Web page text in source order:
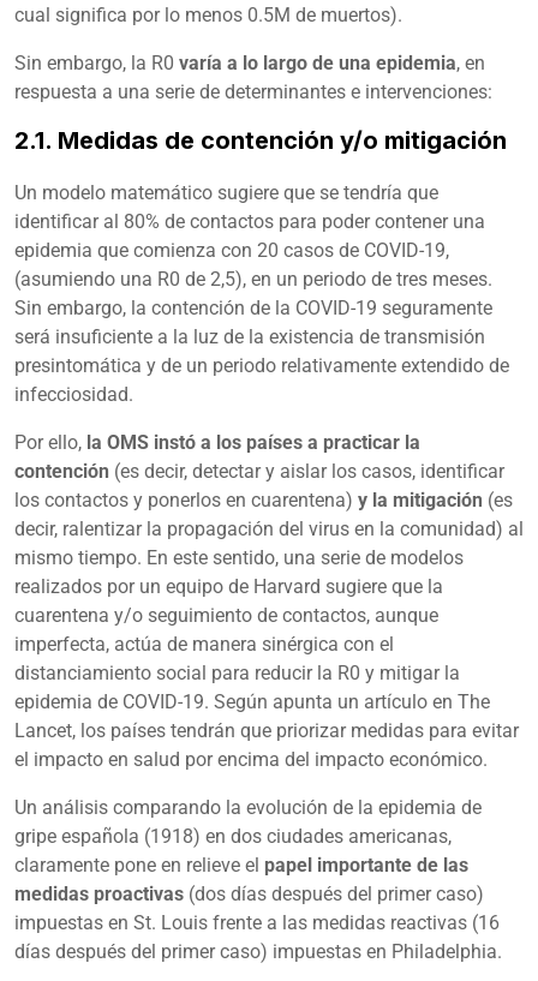
cual significa por lo menos 0.5M de muertos).
Sin embargo, la R0 varía a lo largo de una epidemia, en
respuesta a una serie de determinantes e intervenciones:
2.1. Medidas de contención y/o mitigación
Un modelo matemático sugiere que se tendría que
identificar al 80% de contactos para poder contener una
epidemia que comienza con 20 casos de COVID-19,
(asumiendo una R0 de 2,5), en un periodo de tres meses.
Sin embargo, la contención de la COVID-19 seguramente
será insuficiente a la luz de la existencia de transmisión
presintomática y de un periodo relativamente extendido de
infecciosidad.
Por ello, la OMS instó a los países a practicar la
contención (es decir, detectar y aislar los casos, identificar
los contactos y ponerlos en cuarentena) y la mitigación (es
decir, ralentizar la propagación del virus en la comunidad) al
mismo tiempo. En este sentido, una serie de modelos
realizados por un equipo de Harvard sugiere que la
cuarentena y/o seguimiento de contactos, aunque
imperfecta, actúa de manera sinérgica con el
distanciamiento social para reducir la R0 y mitigar la
epidemia de COVID-19. Según apunta un artículo en The
Lancet, los países tendrán que priorizar medidas para evitar
el impacto en salud por encima del impacto económico.
Un análisis comparando la evolución de la epidemia de
gripe española (1918) en dos ciudades americanas,
claramente pone en relieve el papel importante de las
medidas proactivas (dos días después del primer caso)
impuestas en St. Louis frente a las medidas reactivas (16
días después del primer caso) impuestas en Philadelphia.